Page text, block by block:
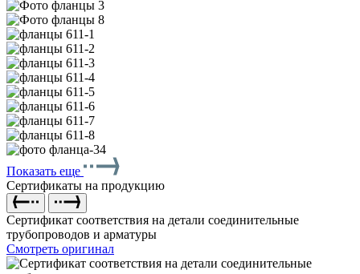
Показать еще
Сертификаты на продукцию
Сертификат соответствия на детали соединительные
трубопроводов и арматуры
Смотреть оригинал